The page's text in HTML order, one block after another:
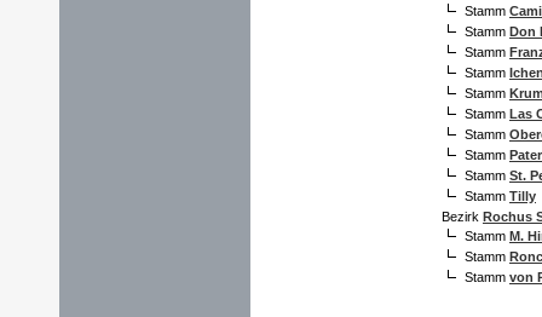
Stamm
Stamm Don
Stamm
Stamm
Stamm
Stamm Las
Stamm
Stamm
Stamm St.
Stamm Tilly
Bezirk Rochus
Stamm M.
Stamm
Stamm von